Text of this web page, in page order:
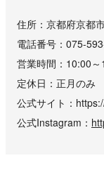
住所
京都府京都
電話番号
075-
営業時間
10:00～
定休日
正月のみ
公式サイト
公式Instagram